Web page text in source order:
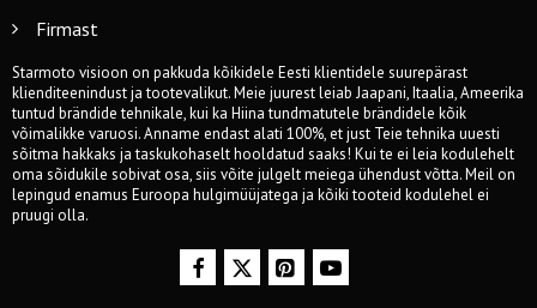
Firmast
Starmoto visioon on pakkuda kõikidele Eesti klientidele suurepärast
klienditeenindust ja tootevalikut. Meie juurest leiab Jaapani, Itaalia, Ameerika
tuntud brändide tehnikale, kui ka Hiina tundmatutele brändidele kõik
võimalikke varuosi. Anname endast alati 100%, et just Teie tehnika uuesti
sõitma hakkaks ja taskukohaselt hooldatud saaks! Kui te ei leia kodulehelt
oma sõidukile sobivat osa, siis võite julgelt meiega ühendust võtta. Meil on
lepingud enamus Euroopa hulgimüüjatega ja kõiki tooteid kodulehel ei
pruugi olla.